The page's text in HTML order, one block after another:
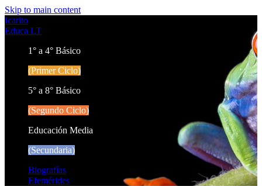
Skip to main content
Icarito
Educa LT
1° a 4° Básico
(Primer Ciclo)
5° a 8° Básico
(Segundo Ciclo)
Educación Media
(Secundaria)
Biografías
Efemérides